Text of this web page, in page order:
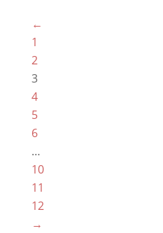
←
1
2
3
4
5
6
…
10
11
12
→